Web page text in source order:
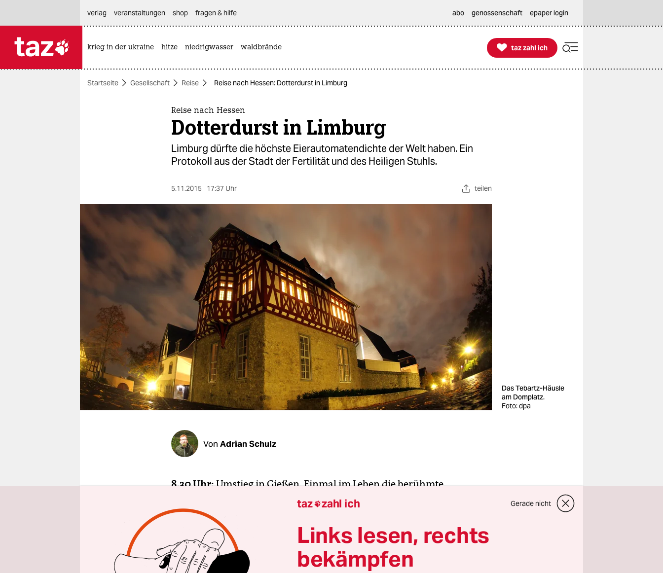
themen
nord
wahrheit
verlag
verlag
veranstaltungen
shop
fragen & hilfe
unterstützen
verlag
veranstaltungen shop fragen & hilfe abo genossenschaft epaper login
krieg in der ukraine hitze niedrigwasser waldbrände 
taz zahl ich
taz zahl ich
Startseite Gesellschaft Reise Reise nach Hessen: Dotterdurst in Limburg
Reise nach Hessen
Dotterdurst in Limburg
Limburg dürfte die höchste Eierautomatendichte der Welt haben. Ein
Protokoll aus der Stadt der Fertilität und des Heiligen Stuhls.
5.11.2015 17:37 Uhr teilen
Das Tebartz-Häusle
am Domplatz.
Foto: dpa
Von Adrian Schulz
8.30 Uhr:Umstieg in Gießen. Einmal im Leben die berühmte
Elefantenkotstulle sehen, ein Fußgängerüberweg, der nach Scheiße
riecht. Warum, das lässt sich nicht ausmachen. Auf dem Rückweg zum
Bahnhof brettert die Buslinie 43 Richtung Königsberg vorüber, das
tapfere Regimenter kurz vor Kriegsende unter dem Gesange
„Deutschland, Deutschland“ hierhin, nach Gießen, verfrachtet haben.
taz zahl ich Gerade nicht
Links lesen, rechts
bekämpfen